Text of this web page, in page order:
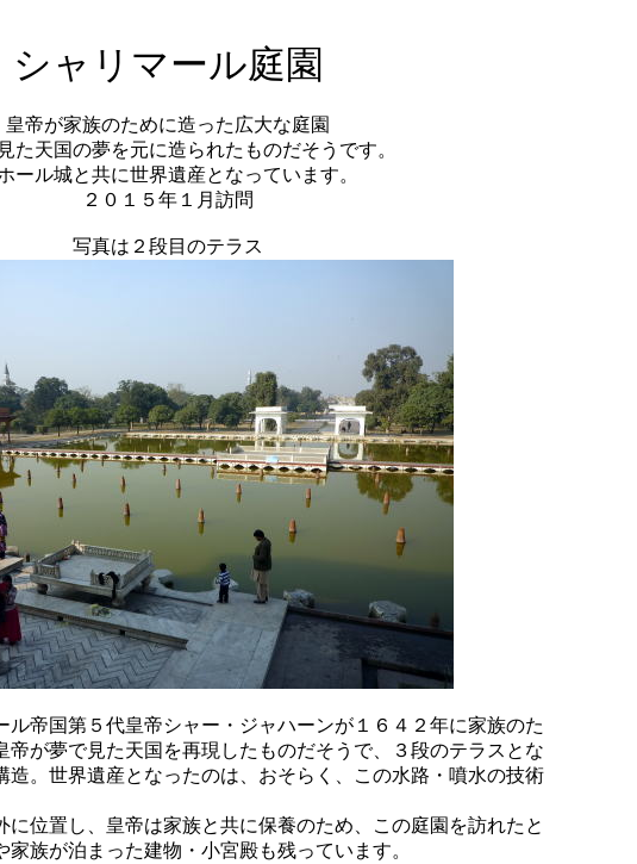
シャリマール庭園
皇帝が家族のために造った広大な庭園
た天国の夢を元に造られたものだそうです。
ール城と共に世界遺産となっています。
２０１５年１月訪問
写真は２段目のテラス
ル帝国第５代皇帝シャー・ジャハーンが１６４２年に家族のた
帝が夢で見た天国を再現したものだそうで、３段のテラスとな
造。世界遺産となったのは、おそらく、この水路・噴水の技術
に位置し、皇帝は家族と共に保養のため、この庭園を訪れたと
族が泊まった建物・小宮殿も残っています。